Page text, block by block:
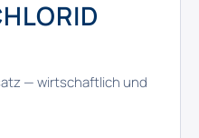
— wirtschaftlich und